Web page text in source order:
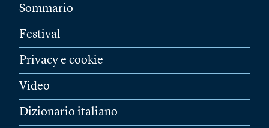
Sommario
Festival
Privacy e cookie
Video
Dizionario italiano